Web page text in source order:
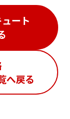
ート
へ戻る